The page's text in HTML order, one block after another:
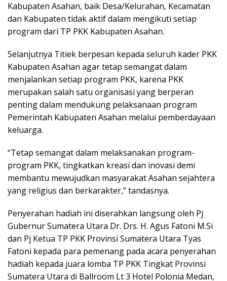
Kabupaten Asahan, baik Desa/Kelurahan, Kecamatan
dan Kabupaten tidak aktif dalam mengikuti setiap
program dari TP PKK Kabupaten Asahan.
Selanjutnya Titiek berpesan kepada seluruh kader PKK
Kabupaten Asahan agar tetap semangat dalam
menjalankan setiap program PKK, karena PKK
merupakan salah satu organisasi yang berperan
penting dalam mendukung pelaksanaan program
Pemerintah Kabupaten Asahan melalui pemberdayaan
keluarga.
“Tetap semangat dalam melaksanakan program-
program PKK, tingkatkan kreasi dan inovasi demi
membantu mewujudkan masyarakat Asahan sejahtera
yang religius dan berkarakter,” tandasnya.
Penyerahan hadiah ini diserahkan langsung oleh Pj
Gubernur Sumatera Utara Dr. Drs. H. Agus Fatoni M.Si
dan Pj Ketua TP PKK Provinsi Sumatera Utara Tyas
Fatoni kepada para pemenang pada acara penyerahan
hadiah kepada juara lomba TP PKK Tingkat Provinsi
Sumatera Utara di Ballroom Lt 3 Hotel Polonia Medan,